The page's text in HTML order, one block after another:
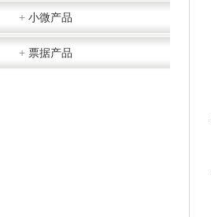
+ 小微产品
+ 票据产品